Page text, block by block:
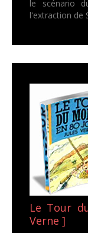
le scénario
l'extraction de
Le Tour
Verne ]